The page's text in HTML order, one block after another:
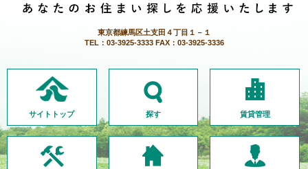
東京都練馬区土支田４丁目１－１
TEL：03-3925-3333 FAX：03-3925-3336
サイトトップ 探す 賃貸管理